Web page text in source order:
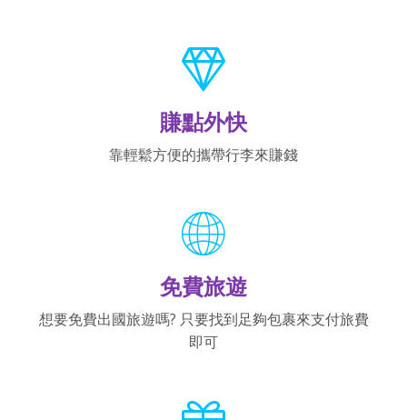
賺點外快
靠輕鬆方便的攜帶行李來賺錢
免費旅遊
想要免費出國旅遊嗎? 只要找到足夠包裹來支付旅費
即可